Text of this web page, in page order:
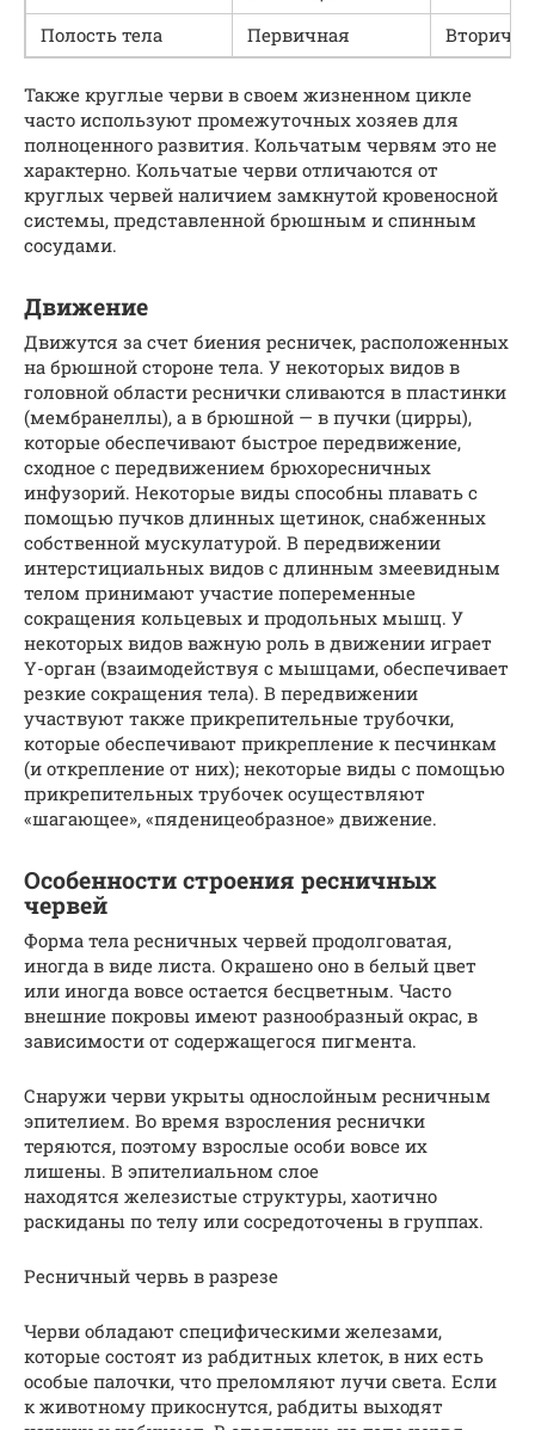
Полость тела Первичная
Также круглые черви в своем жизненном цикле
часто используют промежуточных хозяев для
полноценного развития. Кольчатым червям это не
характерно. Кольчатые черви отличаются от
круглых червей наличием замкнутой кровеносной
системы, представленной брюшным и спинным
сосудами.
Движение
Движутся за счет биения ресничек, расположенных
на брюшной стороне тела. У некоторых видов в
головной области реснички сливаются в пластинки
(мембранеллы), а в брюшной — в пучки (цирры),
которые обеспечивают быстрое передвижение,
сходное с передвижением брюхоресничных
инфузорий. Некоторые виды способны плавать с
помощью пучков длинных щетинок, снабженных
собственной мускулатурой. В передвижении
интерстициальных видов с длинным змеевидным
телом принимают участие попеременные
сокращения кольцевых и продольных мышц. У
некоторых видов важную роль в движении играет
Y-орган (взаимодействуя с мышцами, обеспечивает
резкие сокращения тела). В передвижении
участвуют также прикрепительные трубочки,
которые обеспечивают прикрепление к песчинкам
(и открепление от них); некоторые виды с помощью
прикрепительных трубочек осуществляют
«шагающее», «пяденицеобразное» движение.
Особенности строения ресничных
червей
Форма тела ресничных червей продолговатая,
иногда в виде листа. Окрашено оно в белый цвет
или иногда вовсе остается бесцветным. Часто
внешние покровы имеют разнообразный окрас, в
зависимости от содержащегося пигмента.
Снаружи черви укрыты однослойным ресничным
эпителием. Во время взросления реснички
теряются, поэтому взрослые особи вовсе их
лишены. В эпителиальном слое
находятся железистые структуры, хаотично
раскиданы по телу или сосредоточены в группах.
Ресничный червь в разрезе
Черви обладают специфическими железами,
которые состоят из рабдитных клеток, в них есть
особые палочки, что преломляют лучи света. Если
к животному прикоснутся, рабдиты выходят